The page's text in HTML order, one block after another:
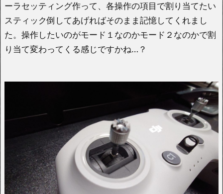
ーラセッティング作って、各操作の項目で割り当てたい
スティック倒してあげればそのまま記憶してくれまし
た。操作したいのがモード１なのかモード２なのかで割
り当て変わってくる感じですかね…？